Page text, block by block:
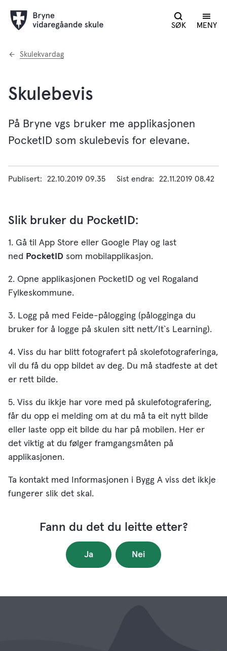
SØK MENY
Du
Skulekvardag
Skulebevis
På Bryne vgs bruker me applikasjonen
PocketID som skulebevis for elevane.
Publisert 22.10.2019 09.35 Sist endra 22.11.2019 08.42
Slik bruker du PocketID:
1. Gå til App Store eller Google Play og last
ned PocketID som mobilapplikasjon.
2. Opne applikasjonen PocketID og vel Rogaland
Fylkeskommune.
3. Logg på med Feide-pålogging (pålogginga du
bruker for å logge på skulen sitt nett/It`s Learning).
4. Viss du har blitt fotografert på skolefotograferinga,
vil du få du opp bildet av deg. Du må stadfeste at det
er rett bilde.
5. Viss du ikkje har vore med på skulefotografering,
får du opp ei melding om at du må ta eit nytt bilde
eller laste opp eit bilde du har på mobilen. Her er
det viktig at du følger framgangsmåten på
applikasjonen.
Ta kontakt med Informasjonen i Bygg A viss det ikkje
fungerer slik det skal.
Fann du det du leitte etter?
Ja Nei